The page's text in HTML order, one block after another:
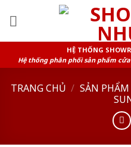
HỆ THỐNG
Hệ thống phân phối sản phẩm
TRANG CHỦ / SẢN PHẨM